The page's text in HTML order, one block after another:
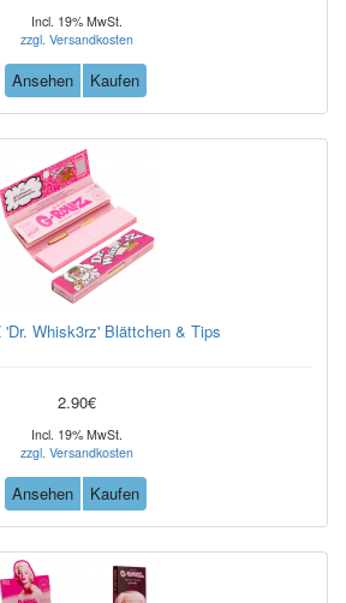
Incl. 19% MwSt.
zzgl. Versandkosten
Ansehen Kaufen
'Dr. Whisk3rz' Blättchen & Tips
2.90€
Incl. 19% MwSt.
zzgl. Versandkosten
Ansehen Kaufen